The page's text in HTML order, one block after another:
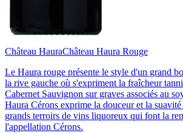
Château HauraChâteau Haura Rouge
Le Haura rouge présente le style d'un grand
la rive gauche où s'expriment la fraîcheur
Cabernet Sauvignon sur graves associés au
Haura Cérons exprime la douceur et la suavité
grands terroirs de vins liquoreux qui font la
l'appellation Cérons.